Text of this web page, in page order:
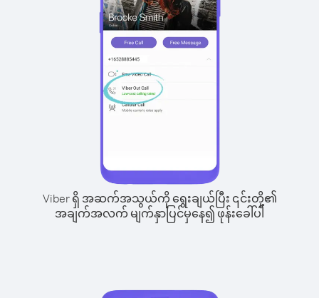
Viber ရှိ အဆက်အသွယ်ကို ရွေးချယ်ပြီး ၎င်းတို့၏
အချက်အလက် မျက်နှာပြင်မှနေ၍ ဖုန်းခေါ်ပါ